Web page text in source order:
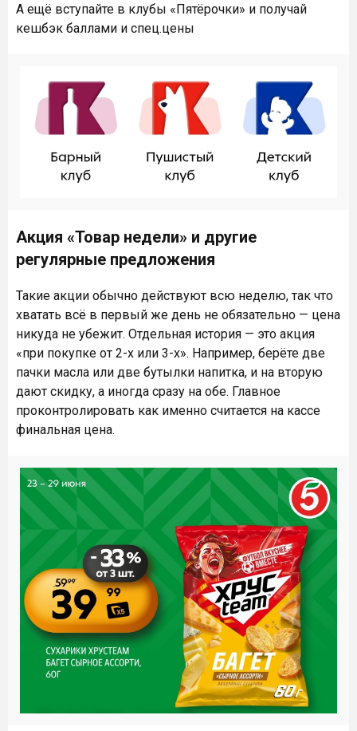
А ещё вступайте в клубы «Пятёрочки» и получай
кешбэк баллами и спец.цены
Акция «Товар недели» и другие
регулярные предложения
Такие акции обычно действуют всю неделю, так что
хватать всё в первый же день не обязательно — цена
никуда не убежит. Отдельная история — это акция
«при покупке от 2-х или 3-х». Например, берёте две
пачки масла или две бутылки напитка, и на вторую
дают скидку, а иногда сразу на обе. Главное
проконтролировать как именно считается на кассе
финальная цена.